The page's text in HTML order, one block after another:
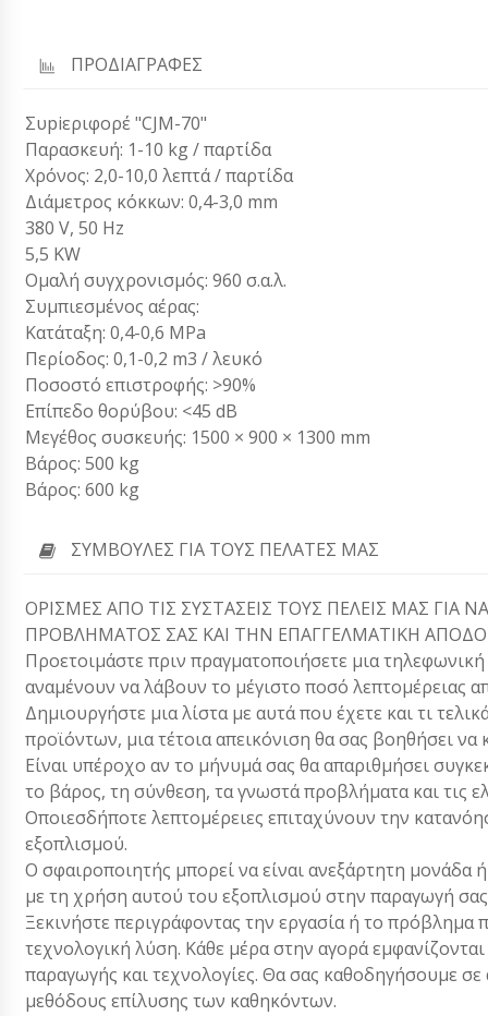
ΠΡΟΔΙΑΓΡΑΦΕΣ
Συpiεριφορέ "CJM-70"
Παρασκευή: 1-10 kg / παρτίδα
Χρόνος: 2,0-10,0 λεπτά / παρτίδα
Διάμετρος κόκκων: 0,4-3,0 mm
380 V, 50 Hz
5,5 KW
Ομαλή συγχρονισμός: 960 σ.α.λ.
Συμπιεσμένος αέρας:
Κατάταξη: 0,4-0,6 MPa
Περίοδος: 0,1-0,2 m3 / λευκό
Ποσοστό επιστροφής: >90%
Επίπεδο θορύβου: <45 dB
Μεγέθος συσκευής: 1500 × 900 × 1300 mm
Βάρος: 500 kg
Βάρος: 600 kg
ΣΥΜΒΟΥΛΈΣ ΓΙΑ ΤΟΥΣ ΠΕΛΆΤΕΣ ΜΑΣ
ΟΡΙΣΜΕΣ ΑΠΟ ΤΙΣ ΣΥΣΤΑΣΕΙΣ ΤΟΥΣ ΠΕΛΕΙΣ ΜΑΣ
ΠΡΟΒΛΗΜΑΤΟΣ ΣΑΣ ΚΑΙ ΤΗΝ ΕΠΑΓΓΕΛΜΑΤΙΚΗ
Προετοιμάστε πριν πραγματοποιήσετε μια
αναμένουν να λάβουν το μέγιστο ποσό λεπτομέρειας
Δημιουργήστε μια λίστα με αυτά που έχετε και τι
προϊόντων, μια τέτοια απεικόνιση θα σας βοηθήσει να
Είναι υπέροχο αν το μήνυμά σας θα απαριθμήσει
το βάρος, τη σύνθεση, τα γνωστά προβλήματα και τις
Οποιεσδήποτε λεπτομέρειες επιταχύνουν την
εξοπλισμού.
Ο σφαιροποιητής μπορεί να είναι ανεξάρτητη μονάδα
με τη χρήση αυτού του εξοπλισμού στην παραγωγή
Ξεκινήστε περιγράφοντας την εργασία ή το
τεχνολογική λύση. Κάθε μέρα στην αγορά
παραγωγής και τεχνολογίες. Θα σας καθοδηγήσουμε
μεθόδους επίλυσης των καθηκόντων.